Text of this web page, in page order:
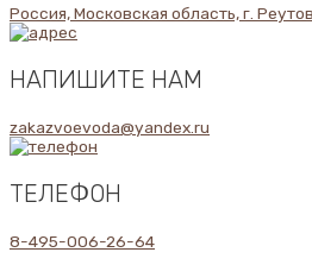
Россия, Московская область, г.
НАПИШИТЕ НАМ
zakazvoevoda@yandex.ru
ТЕЛЕФОН
8-495-006-26-64